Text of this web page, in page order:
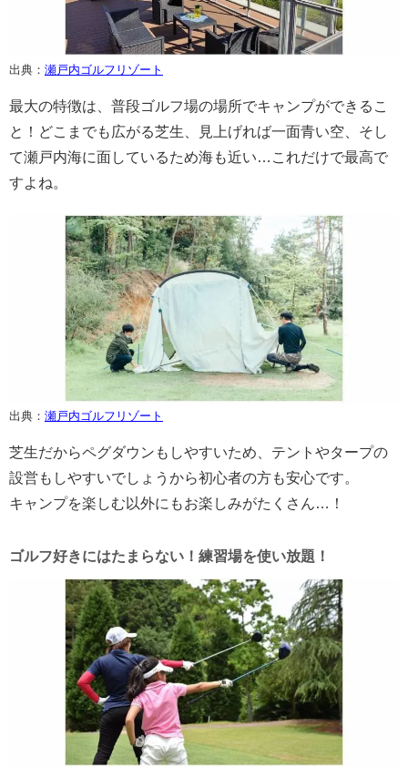
出典： 瀬戸内ゴルフリゾート
最大の特徴は、普段ゴルフ場の場所でキャンプができるこ
と！どこまでも広がる芝生、見上げれば一面青い空、そし
て瀬戸内海に面しているため海も近い…これだけで最高で
すよね。
出典： 瀬戸内ゴルフリゾート
芝生だからペグダウンもしやすいため、テントやタープの
設営もしやすいでしょうから初心者の方も安心です。
キャンプを楽しむ以外にもお楽しみがたくさん…！
ゴルフ好きにはたまらない！練習場を使い放題！